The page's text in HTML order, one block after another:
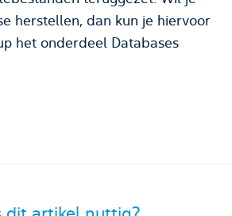
herstellen, dan kun je hiervoor
het onderdeel Databases